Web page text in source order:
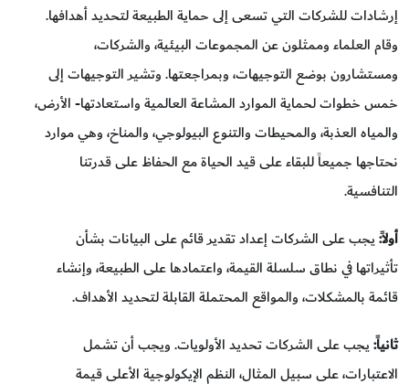
إرشادات للشركات التي تسعى إلى حماية الطبيعة لتحديد أهدافها.
وقام العلماء وممثلون عن المجموعات البيئية، والشركات،
ومستشارون بوضع التوجيهات، وبمراجعتها. وتشير التوجيهات إلى
خمس خطوات لحماية الموارد المشاعة العالمية واستعادتها- الأرض،
والمياه العذبة، والمحيطات والتنوع البيولوجي، والمناخ، وهي موارد
نحتاجها جميعاً للبقاء على قيد الحياة مع الحفاظ على قدرتنا
التنافسية.
أولاً:يجب على الشركات إعداد تقدير قائم على البيانات بشأن
تأثيراتها في نطاق سلسلة القيمة، واعتمادها على الطبيعة، وإنشاء
قائمة بالمشكلات، والمواقع المحتملة القابلة لتحديد الأهداف.
ثانياً:يجب على الشركات تحديد الأولويات. ويجب أن تشمل
الاعتبارات، على سبيل المثال، النظم الإيكولوجية الأعلى قيمة